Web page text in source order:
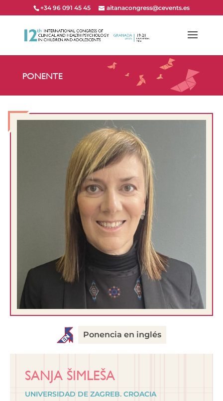
+34 96 091 45 45 aitanacongress@cevents.es
PONENTE
Ponencia en inglés
SANJA ŠIMLEŠA
UNIVERSIDAD DE ZAGREB. CROACIA